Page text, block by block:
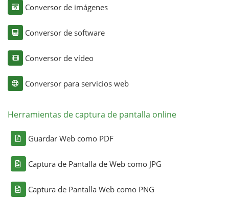
Conversor de imágenes
Conversor de software
Conversor de vídeo
Conversor para servicios web
Herramientas de captura de pantalla online
Guardar Web como PDF
Captura de Pantalla de Web como JPG
Captura de Pantalla Web como PNG